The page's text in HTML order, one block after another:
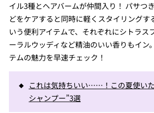
イル3種とヘアバームが仲間入り！ パサつ
どをケアすると同時に軽くスタイリングす
いう便利アイテムで、それぞれにシトラス
ーラルウッディなど精油のいい香りもイン
テムの魅力を早速チェック！
これは気持ちいい……！この夏使い
シャンプー”3選